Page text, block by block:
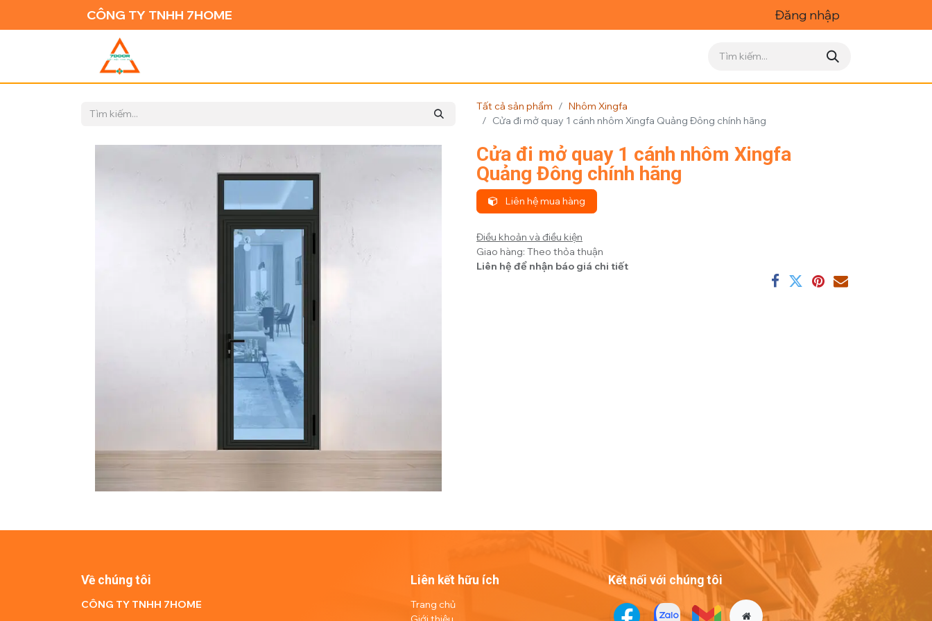
CÔNG TY TNHH 7HOME Đăng nhập
Tất cả sản phẩm
Nhôm Xingfa
Cửa đi mở quay 1 cánh nhôm Xingfa Quảng Đông chính hãng
Cửa đi mở quay 1 cánh nhôm Xingfa
Quảng Đông chính hãng
Liên hệ mua hàng
Điều khoản và điều kiện
Giao hàng: Theo thỏa thuận
Liên hệ để nhận báo giá chi tiết
Về chúng tôi
CÔNG TY TNHH 7HOME
Liên kết hữu ích
Trang chủ
Kết nối với chúng tôi